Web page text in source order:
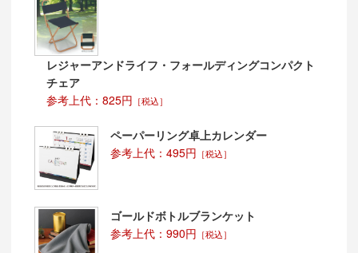
レジャーアンドライフ・フォールディングコンパクト
チェア
参考上代：825円 ［税込］
ペーパーリング卓上カレンダー
参考上代：495円 ［税込］
ゴールドボトルブランケット
参考上代：990円 ［税込］